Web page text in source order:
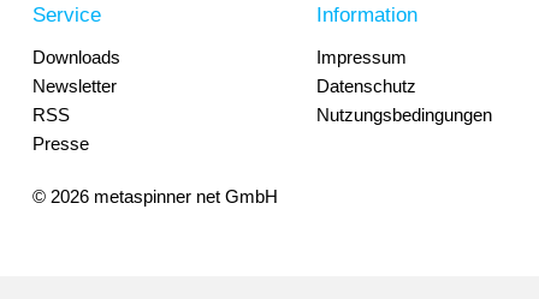
Service
Downloads
Newsletter
RSS
Presse
Information
Impressum
Datenschutz
Nutzungsbedingungen
© 2026 metaspinner net GmbH